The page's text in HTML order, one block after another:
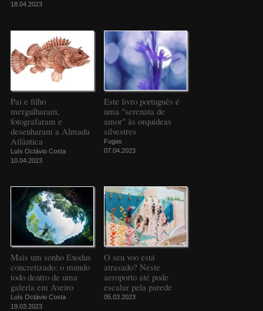
18.04.2023
Pai e filho
mergulharam,
fotografaram e
desenharam a Almada
Atlântica
Luís Octávio Costa
10.04.2023
Este livro português é
uma "serenata de
amor" às orquídeas
silvestres
Fugas
07.04.2023
Mais um sonho Exodus
concretizado: o mundo
todo dentro de uma
galeria em Aveiro
Luís Octávio Costa
19.03.2023
O seu voo está
atrasado? Neste
aeroporto até pode
escalar pela parede
05.03.2023